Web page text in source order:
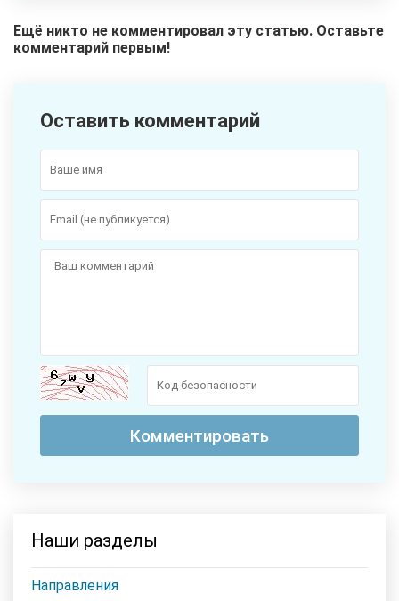
Ещё никто не комментировал эту статью. Оставьте
комментарий первым!
Оставить комментарий
Наши разделы
Направления